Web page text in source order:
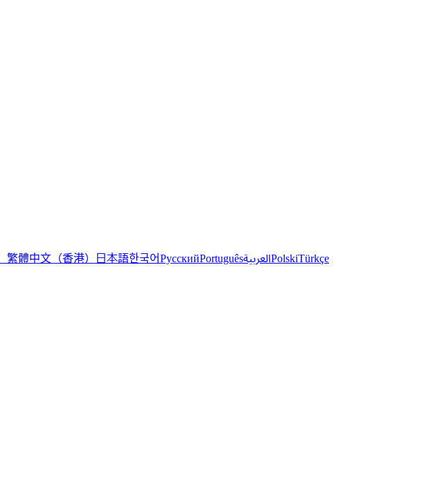
繁體中文（香港） 日本語한국어РусскийPortuguêsالعربيةPolskiTürkçe